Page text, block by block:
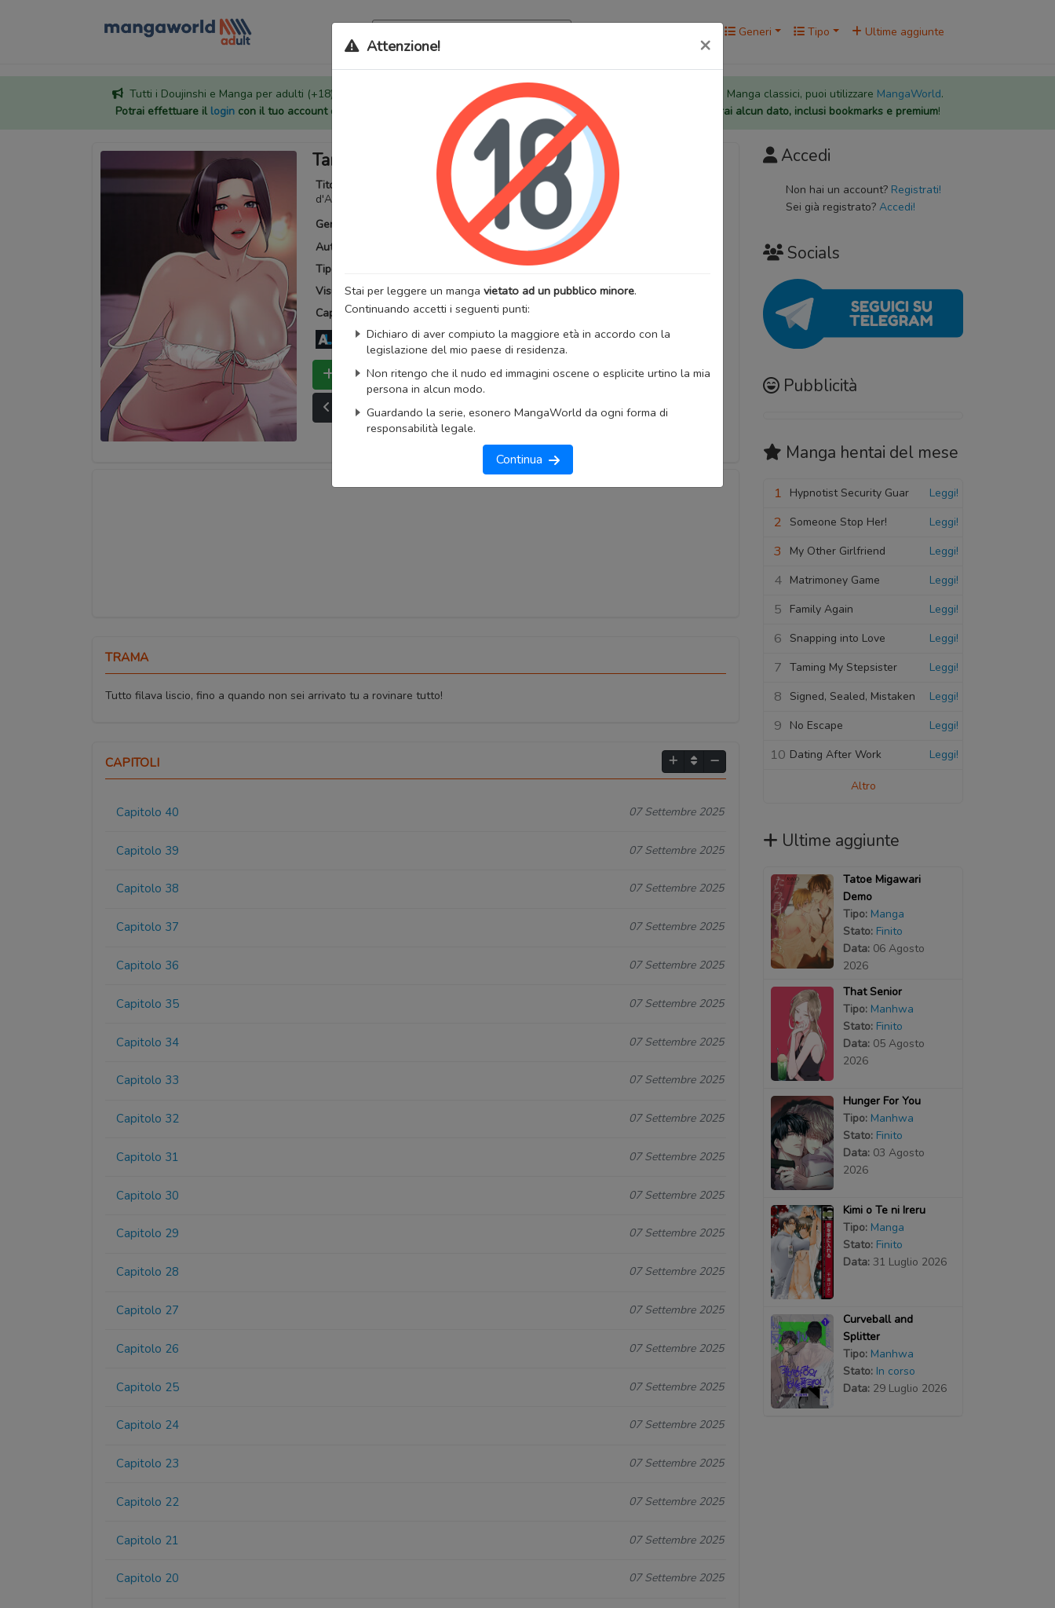
Generi Tipo Ultime aggiunte
Tutti i Doujinshi e Manga per adulti (+18) sono stati trasferiti sul nostro nuovo sito ( mangaworldadult.net ); invece, per i Manga classici, puoi utilizzare MangaWorld.
Potrai effettuare il logincon il tuo account di MangaWorld tutti i dati sono condivisitra i due siti, quindi non perderai alcun dato, inclusi bookmarks e premium!
Attenzione! ×
Stai per leggere un manga vietato ad un pubblico minore.
Continuando accetti i seguenti punti:
Dichiaro di aver compiuto la maggiore età in accordo con la
legislazione del mio paese di residenza.
Non ritengo che il nudo ed immagini oscene o esplicite urtino la mia
persona in alcun modo.
Guardando la serie, esonero MangaWorld da ogni forma di
responsabilità legale.
Continua
Tangled Webs
Titoli alternativi:
Caminos cruzados, Emaranhados, Enchevêtrement, Groviglio
d'Amore, ワケありな私と先生と, 不正常关系, 走味的初戀, 불륜
Generi:
Drammatico Romantico Seinen
Autore: Artista:
Maetbatjwi
Tipo:
Stato:
Visualizzazioni:35387 Anno di uscita:2022
Capitoli totali:40
AniList
MangaUpdates
Bookmark Lista capitoli
Segnala problema
Ultimo capitolo
Primo capitolo
TRAMA
Tutto filava liscio, fino a quando non sei arrivato tu a rovinare tutto!
CAPITOLI
Capitolo 40 07 Settembre 2025
Capitolo 39 07 Settembre 2025
Capitolo 38 07 Settembre 2025
Capitolo 37 07 Settembre 2025
Capitolo 36 07 Settembre 2025
Capitolo 35 07 Settembre 2025
Capitolo 34 07 Settembre 2025
Capitolo 33 07 Settembre 2025
Capitolo 32 07 Settembre 2025
Capitolo 31 07 Settembre 2025
Capitolo 30 07 Settembre 2025
Capitolo 29 07 Settembre 2025
Capitolo 28 07 Settembre 2025
Capitolo 27 07 Settembre 2025
Capitolo 26 07 Settembre 2025
Capitolo 25 07 Settembre 2025
Capitolo 24 07 Settembre 2025
Capitolo 23 07 Settembre 2025
Capitolo 22 07 Settembre 2025
Capitolo 21 07 Settembre 2025
Capitolo 20 07 Settembre 2025
Accedi
Non hai un account? Registrati!
Sei già registrato? Accedi!
Socials
Pubblicità
Manga hentai del mese
1 Hypnotist Security Guar Leggi!
2 Someone Stop Her! Leggi!
3 My Other Girlfriend Leggi!
4 Matrimoney Game Leggi!
5 Family Again Leggi!
6 Snapping into Love Leggi!
7 Taming My Stepsister Leggi!
8 Signed, Sealed, Mistaken Leggi!
9 No Escape Leggi!
10 Dating After Work Leggi!
Altro
Ultime aggiunte
Tatoe Migawari
Demo
Tipo: Manga
Stato: Finito
Data: 06 Agosto
2026
That Senior
Tipo: Manhwa
Stato: Finito
Data: 05 Agosto
2026
Hunger For You
Tipo: Manhwa
Stato: Finito
Data: 03 Agosto
2026
Kimi o Te ni Ireru
Tipo: Manga
Stato: Finito
Data: 31 Luglio 2026
Curveball and
Splitter
Tipo: Manhwa
Stato: In corso
Data: 29 Luglio 2026